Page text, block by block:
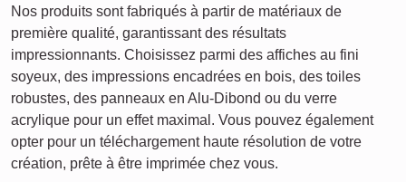
Nos produits sont fabriqués à partir de matériaux de
première qualité, garantissant des résultats
impressionnants. Choisissez parmi des affiches au fini
soyeux, des impressions encadrées en bois, des toiles
robustes, des panneaux en Alu-Dibond ou du verre
acrylique pour un effet maximal. Vous pouvez également
opter pour un téléchargement haute résolution de votre
création, prête à être imprimée chez vous.